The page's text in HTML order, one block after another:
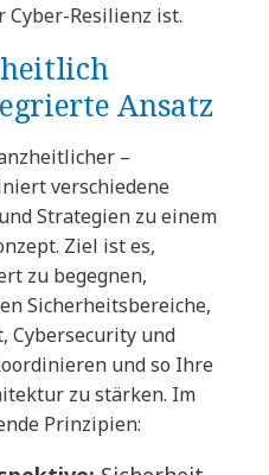
Resilienz ist.
Ansatz
–
verschiedene
Strategien zu einem
Ziel ist es,
zu begegnen,
Sicherheitsbereiche,
Cybersecurity und
und so Ihre
zu stärken. Im
Prinzipien: